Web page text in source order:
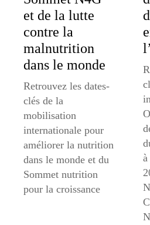
et de la lutte
contre la
malnutrition
dans le monde
Retrouvez les dates-
clés de la
mobilisation
internationale pour
améliorer la nutrition
dans le monde et du
Sommet nutrition
pour la croissance